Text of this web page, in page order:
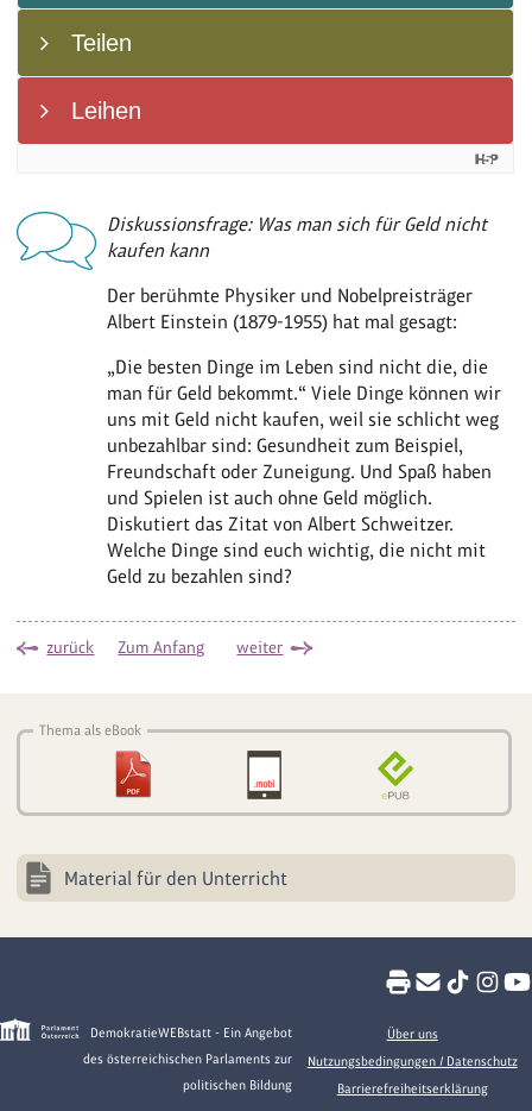
Diskussionsfrage: Was man sich für Geld nicht
kaufen kann
Der berühmte Physiker und Nobelpreisträger
Albert Einstein (1879-1955) hat mal gesagt:
„Die besten Dinge im Leben sind nicht die, die
man für Geld bekommt.“ Viele Dinge können wir
uns mit Geld nicht kaufen, weil sie schlicht weg
unbezahlbar sind: Gesundheit zum Beispiel,
Freundschaft oder Zuneigung. Und Spaß haben
und Spielen ist auch ohne Geld möglich.
Diskutiert das Zitat von Albert Schweitzer.
Welche Dinge sind euch wichtig, die nicht mit
Geld zu bezahlen sind?
zurück Zum Anfang weiter
Thema als eBook
Material für den Unterricht
DemokratieWEBstatt - Ein Angebot
des österreichischen Parlaments zur
politischen Bildung
Über uns
Nutzungsbedingungen / Datenschutz
Barrierefreiheitserklärung